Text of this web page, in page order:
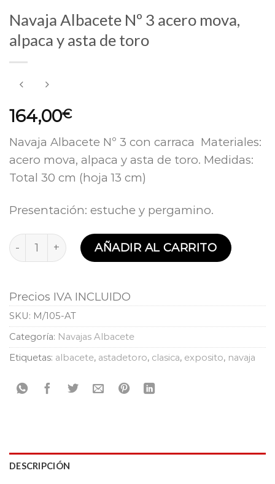
Navaja Albacete Nº 3 acero mova,
alpaca y asta de toro
164,00€
Navaja Albacete Nº 3 con carraca Materiales:
acero mova, alpaca y asta de toro. Medidas:
Total 30 cm (hoja 13 cm)
Presentación: estuche y pergamino.
Navaja Albacete Nº 3 acero mova, alpaca y asta de
AÑADIR AL CARRITO
Precios IVA INCLUIDO
SKU: M/105-AT
Categoría: Navajas Albacete
Etiquetas: albacete, astadetoro, clasica, exposito, navaja
DESCRIPCIÓN